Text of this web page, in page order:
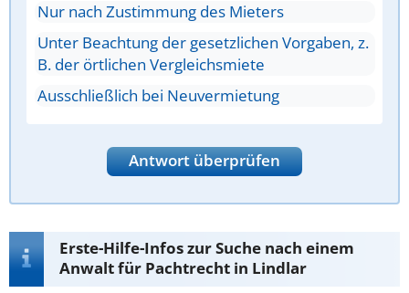
Nur nach Zustimmung des Mieters
Unter Beachtung der gesetzlichen Vorgaben, z.
B. der örtlichen Vergleichsmiete
Ausschließlich bei Neuvermietung
Antwort überprüfen
Erste-Hilfe-Infos zur Suche nach einem
Anwalt für Pachtrecht in Lindlar